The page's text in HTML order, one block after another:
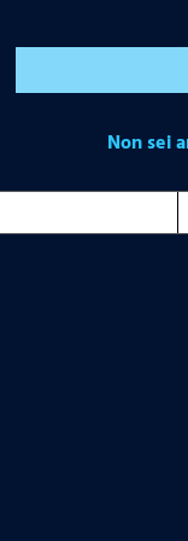
Non sei